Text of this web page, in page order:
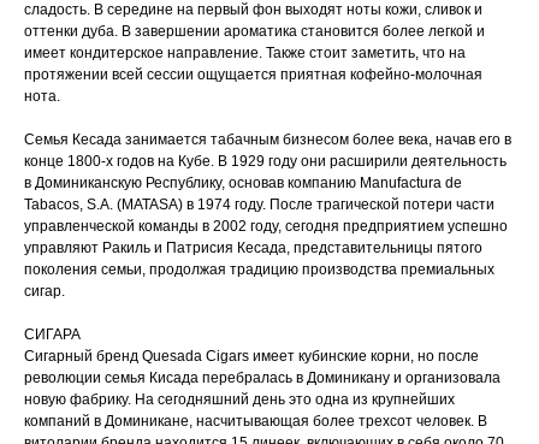
сладость. В середине на первый фон выходят ноты кожи, сливок и
оттенки дуба. В завершении ароматика становится более легкой и
имеет кондитерское направление. Также стоит заметить, что на
протяжении всей сессии ощущается приятная кофейно-молочная
нота.
Семья Кесада занимается табачным бизнесом более века, начав его в
конце 1800-х годов на Кубе. В 1929 году они расширили деятельность
в Доминиканскую Республику, основав компанию Manufactura de
Tabacos, S.A. (MATASA) в 1974 году. После трагической потери части
управленческой команды в 2002 году, сегодня предприятием успешно
управляют Ракиль и Патрисия Кесада, представительницы пятого
поколения семьи, продолжая традицию производства премиальных
сигар.
СИГАРА
Сигарный бренд Quesada Cigars имеет кубинские корни, но после
революции семья Кисада перебралась в Доминикану и организовала
новую фабрику. На сегодняшний день это одна из крупнейших
компаний в Доминикане, насчитывающая более трехсот человек. В